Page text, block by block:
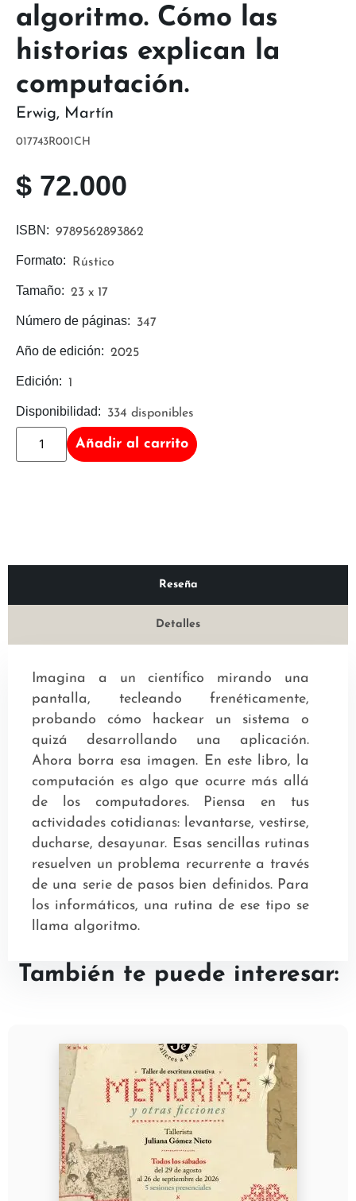
Añadir al carrito
Disponibilidad: 334 disponibles
Edición: 1
Año de edición: 2025
Número de páginas: 347
Tamaño: 23 x 17
Formato: Rústico
ISBN: 9789562893862
$ 72.000
017743R001CH
Erwig, Martín
algoritmo. Cómo las
historias explican la
computación.
Reseña
Detalles
Imagina a un científico mirando una
pantalla, tecleando frenéticamente,
probando cómo hackear un sistema o
quizá desarrollando una aplicación.
Ahora borra esa imagen. En este libro, la
computación es algo que ocurre más allá
de los computadores. Piensa en tus
actividades cotidianas: levantarse, vestirse,
ducharse, desayunar. Esas sencillas rutinas
resuelven un problema recurrente a través
de una serie de pasos bien definidos. Para
los informáticos, una rutina de ese tipo se
llama algoritmo.
También te puede interesar: